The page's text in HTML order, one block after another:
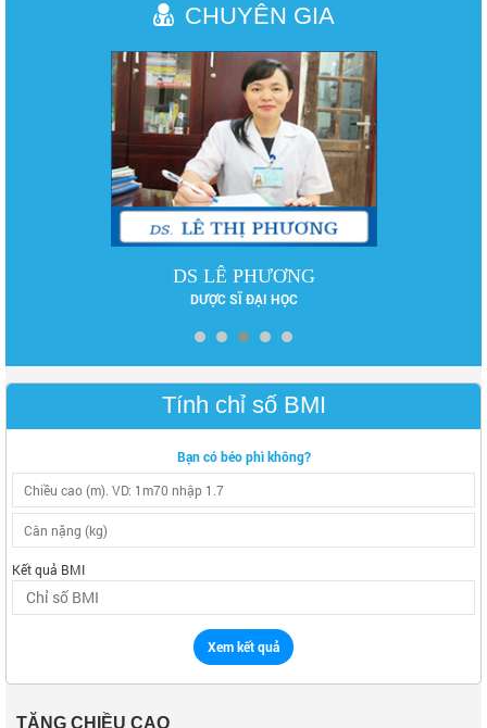
CHUYÊN GIA
DS LÊ PHƯƠNG
DƯỢC SĨ ĐẠI HỌC
Tính chỉ số BMI
Bạn có béo phì không?
Kết quả BMI
Xem kết quả
TĂNG CHIỀU CAO